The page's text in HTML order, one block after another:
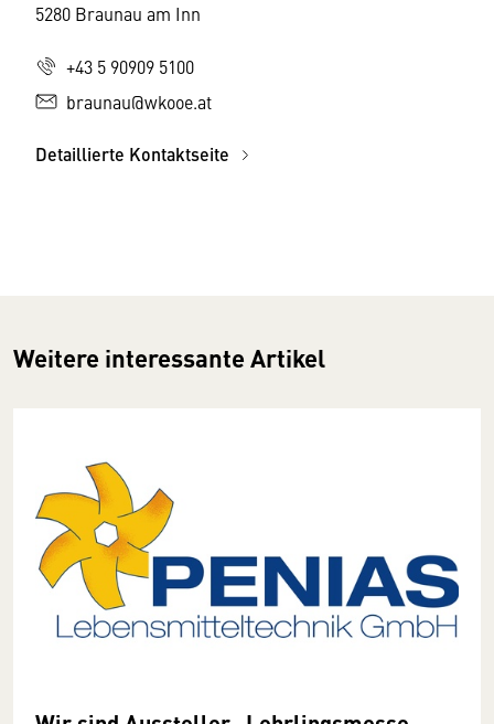
5280 Braunau am Inn
+43 5 90909 5100
braunau@wkooe.at
Detaillierte Kontaktseite
Weitere interessante Artikel